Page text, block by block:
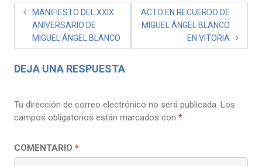
NAVEGACIÓN
ENTRADAS
MANIFIESTO DEL XXIX
ANIVERSARIO DE
MIGUEL ÁNGEL BLANCO
ACTO EN RECUERDO DE
MIGUEL ÁNGEL BLANCO
EN VITORIA
DEJA UNA RESPUESTA
Tu dirección de correo electrónico no será publicada. Los
campos obligatorios están marcados con *
COMENTARIO *